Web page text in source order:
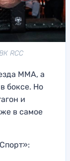
RCC
ММА, а
боксе. Но
и
в самое